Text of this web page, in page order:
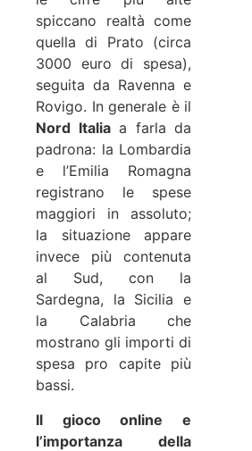
spiccano realtà come
quella di Prato (circa
3000 euro di spesa),
seguita da Ravenna e
Rovigo. In generale è il
Nord Italiaa farla da
padrona: la Lombardia
e l’Emilia Romagna
registrano le spese
maggiori in assoluto;
la situazione appare
invece più contenuta
al Sud, con la
Sardegna, la Sicilia e
la Calabria che
mostrano gli importi di
spesa pro capite più
bassi.
Il gioco online e
l’importanza della